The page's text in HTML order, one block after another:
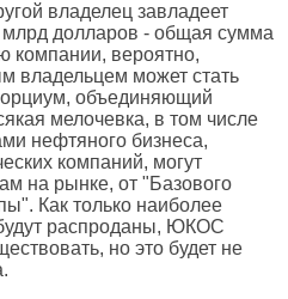
владелец завладеет
долларов - общая сумма
компании, вероятно,
владельцем может стать
объединяющий
мелочевка, в том числе
нефтяного бизнеса,
компаний, могут
на рынке, от "Базового
Как только наиболее
распроданы, ЮКОС
но это будет не